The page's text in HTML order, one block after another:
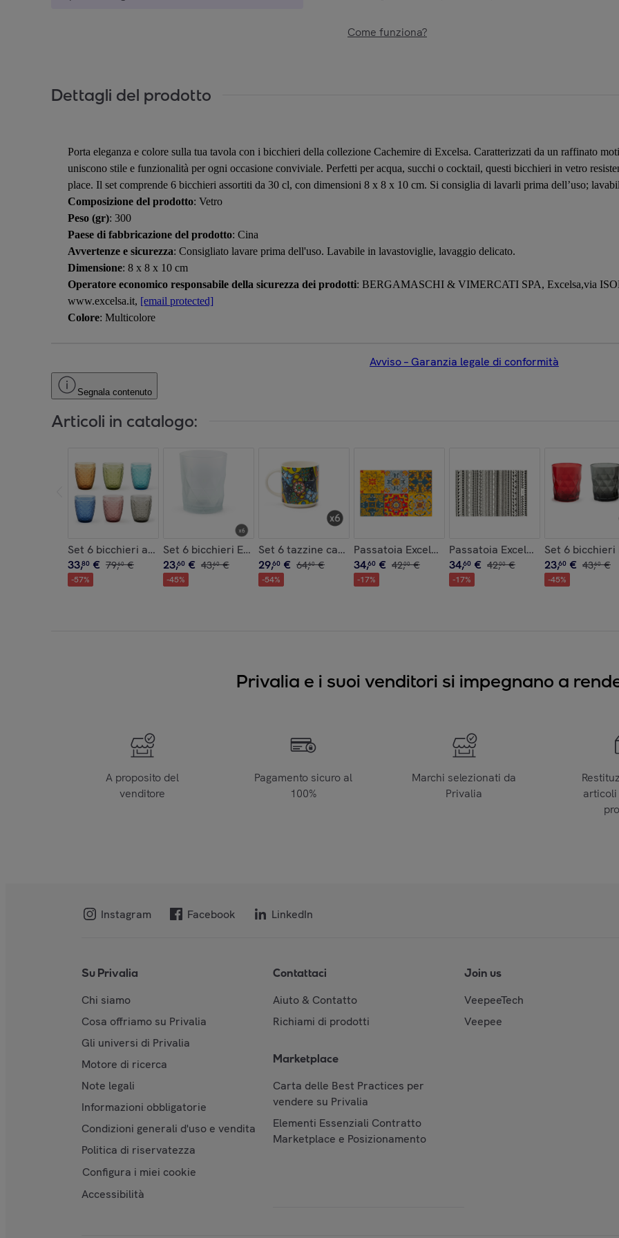
Come funziona?
Dettagli del prodotto
Porta eleganza e colore sulla tua tavola con i bicchieri della collezione Cachemire di Excelsa. Caratterizzati da un raffinato
uniscono stile e funzionalità per ogni occasione conviviale. Perfetti per acqua, succhi o cocktail, questi bicchieri in vetro
place. Il set comprende 6 bicchieri assortiti da 30 cl, con dimensioni 8 x 8 x 10 cm. Si consiglia di lavarli prima dell’uso;
Composizione del prodotto: Vetro
Peso (gr): 300
Paese di fabbricazione del prodotto: Cina
Avvertenze e sicurezza: Consigliato lavare prima dell'uso. Lavabile in lavastoviglie, lavaggio delicato.
Dimensione: 8 x 8 x 10 cm
Operatore economico responsabile della sicurezza dei prodotti: BERGAMASCHI & VIMERCATI SPA, Excelsa,via
www.excelsa.it, [email protected]
Colore: Multicolore
Avviso – Garanzia legale di conformità
Segnala contenuto
Articoli in catalogo:
Set 6 bicchieri acqua Excelsa Ginkgo, vetro multicolore colorato in pasta
33,80 € 79,60 €
-57%
Set 6 bicchieri Excelsa Luxor, vetro bianco
23,60 € 43,60 €
-45%
Set 6 tazzine caffè Excelsa Acapulco, porcellana multicolore
29,60 € 64,60 €
-54%
Passatoia Excelsa Trinacria, 45x75 cm
34,60 € 42,00 €
-17%
Passatoia Excelsa Etnico, 45x75
34,60 € 42,00 €
-17%
Set 6 bicchieri
23,60 € 43,60 €
-45%
Privalia e i suoi venditori si impegnano a
A proposito del
venditore
Pagamento sicuro al
100%
Marchi selezionati da
Privalia
articoli
Instagram Facebook LinkedIn
Su Privalia
Chi siamo
Cosa offriamo su Privalia
Gli universi di Privalia
Motore di ricerca
Note legali
Informazioni obbligatorie
Condizioni generali d'uso e vendita
Politica di riservatezza
Configura i miei cookie
Accessibilità
Contattaci
Aiuto & Contatto
Richiami di prodotti
Marketplace
Carta delle Best Practices per
vendere su Privalia
Elementi Essenziali Contratto
Marketplace e Posizionamento
Join us
VeepeeTech
Veepee